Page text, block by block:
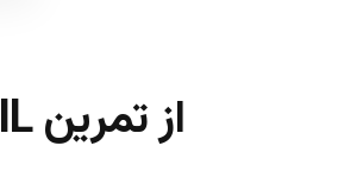
از تمرین ITIL تا فرایند قابل اجرا